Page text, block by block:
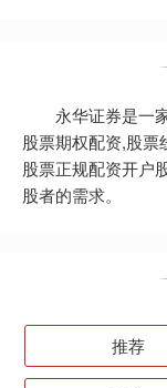
永华证券是一
股票期权配资,股
股票正规配资开户
股者的需求。
推荐